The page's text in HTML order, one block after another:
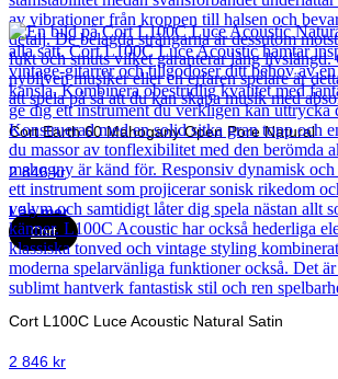
Cort Earth 60 Mahogany Open Pore Natural
2 846kr
Läs mer
Cort
Cort L100C Luce Acoustic Natural Satin
2 846 kr